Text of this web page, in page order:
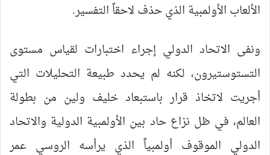
الألعاب الأولمبية الذي حذف لاحقاً التفسير.
ونفى الاتحاد الدولي إجراء اختبارات لقياس مستوى
التستوستيرون، لكنه لم يحدد طبيعة التحليلات التي
أجريت لاتخاذ قرار باستبعاد خليف ولين من بطولة
العالم، في ظل نزاع حاد بين الأولمبية الدولية والاتحاد
الدولي الموقوف أولمبياً الذي يرأسه الروسي عمر